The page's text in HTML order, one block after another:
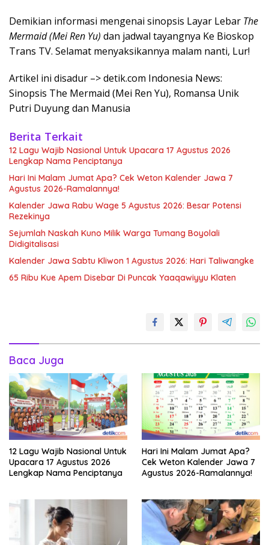
Demikian informasi mengenai sinopsis Layar Lebar The
Mermaid (Mei Ren Yu) dan jadwal tayangnya Ke Bioskop
Trans TV. Selamat menyaksikannya malam nanti, Lur!
Artikel ini disadur –> detik.com Indonesia News:
Sinopsis The Mermaid (Mei Ren Yu), Romansa Unik
Putri Duyung dan Manusia
Berita Terkait
12 Lagu Wajib Nasional Untuk Upacara 17 Agustus 2026
Lengkap Nama Penciptanya
Hari Ini Malam Jumat Apa? Cek Weton Kalender Jawa 7
Agustus 2026-Ramalannya!
Kalender Jawa Rabu Wage 5 Agustus 2026: Besar Potensi
Rezekinya
Sejumlah Naskah Kuno Milik Warga Tumang Boyolali
Didigitalisasi
Kalender Jawa Sabtu Kliwon 1 Agustus 2026: Hari Taliwangke
65 Ribu Kue Apem Disebar Di Puncak Yaaqawiyyu Klaten
Baca Juga
12 Lagu Wajib Nasional Untuk
Upacara 17 Agustus 2026
Lengkap Nama Penciptanya
Hari Ini Malam Jumat Apa?
Cek Weton Kalender Jawa 7
Agustus 2026-Ramalannya!